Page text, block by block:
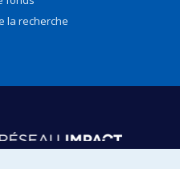
la recherche